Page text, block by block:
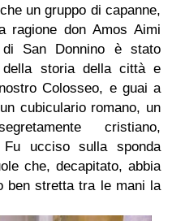
un gruppo di capanne,
ragione don Amos Aimi
San Donnino è stato
della storia della città e
Colosseo, e guai a
cubiculario romano, un
cristiano,
Fu ucciso sulla sponda
che, decapitato, abbia
ben stretta tra le mani la